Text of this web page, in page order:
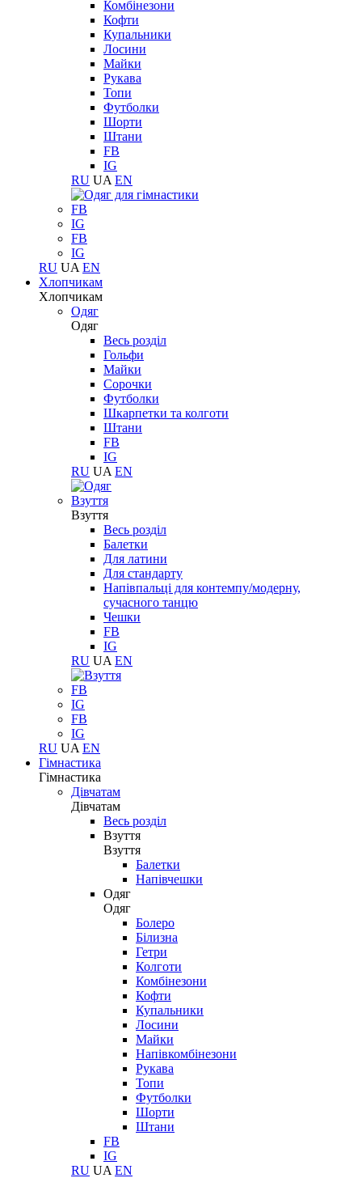
Комбінезони
Кофти
Купальники
Лосини
Майки
Рукава
Топи
Футболки
Шорти
Штани
FB
IG
RU UA EN
FB
IG
FB
IG
RU UA EN
Хлопчикам
Хлопчикам
Одяг
Одяг
Весь розділ
Гольфи
Майки
Сорочки
Футболки
Шкарпетки та колготи
Штани
FB
IG
RU UA EN
Взуття
Взуття
Весь розділ
Балетки
Для латини
Для стандарту
Напівпальці для контемпу/модерну,
сучасного танцю
Чешки
FB
IG
RU UA EN
FB
IG
FB
IG
RU UA EN
Гімнастика
Гімнастика
Дівчатам
Дівчатам
Весь розділ
Взуття
Взуття
Балетки
Напівчешки
Одяг
Одяг
Болеро
Білизна
Гетри
Колготи
Комбінезони
Кофти
Купальники
Лосини
Майки
Напівкомбінезони
Рукава
Топи
Футболки
Шорти
Штани
FB
IG
RU UA EN